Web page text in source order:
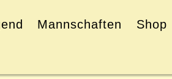
Mannschaften Shop